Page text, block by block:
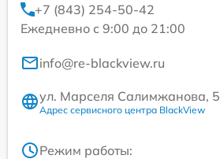
+7 (843) 254-50-42
Ежедневно с 9:00 до 21:00
info@re-blackview.ru
ул. Марселя Салимжанова, 5
Адрес сервисного центра BlackView
Режим работы: